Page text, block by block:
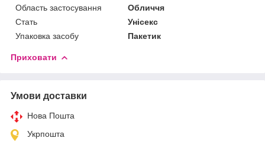
Область застосування
Обличчя
Стать
Унісекс
Упаковка засобу
Пакетик
Приховати
Умови доставки
Нова Пошта
Укрпошта